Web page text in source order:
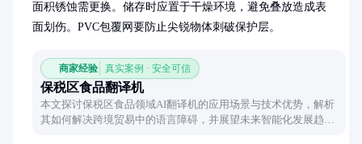
面积锈蚀需更换。储存时应置于干燥环境，避免叠放造成表
面划伤。PVC包覆网要防止尖锐物体刺破保护层。
商家经验 真实案例 · 安全可信
保税区食品翻译机
本文探讨保税区食品领域AI翻译机的应用场景与技术优势，解析
其如何解决跨境贸易中的语言障碍，并展望未来智能化发展趋